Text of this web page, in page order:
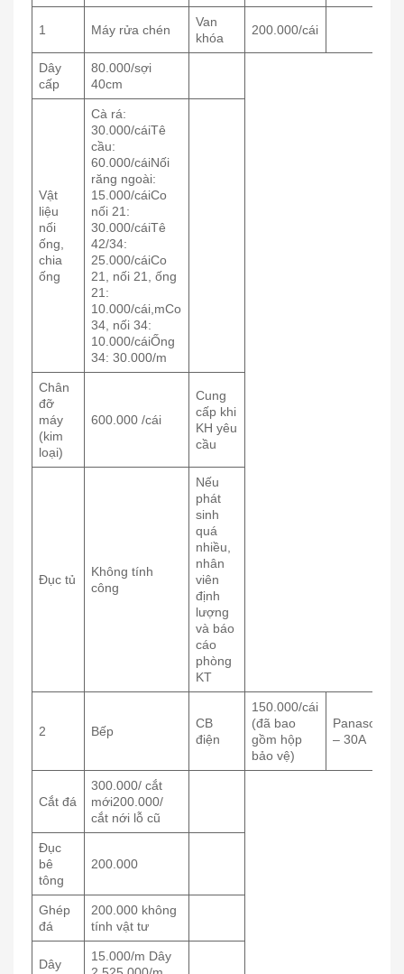
1 Máy rửa chén
Van
khóa
200.000/cái
Dây
cấp
80.000/sợi
40cm
Vật
liệu
nối
ống,
chia
ống
Cà rá:
30.000/cáiTê
cầu:
60.000/cáiNối
răng ngoài:
15.000/cáiCo
nối 21:
30.000/cáiTê
42/34:
25.000/cáiCo
21, nối 21, ống
21:
10.000/cái,mCo
34, nối 34:
10.000/cáiỐng
34: 30.000/m
Chân
đỡ
máy
(kim
loại)
600.000 /cái
Cung
cấp khi
KH yêu
cầu
Đục tủ
Không tính
công
Nếu
phát
sinh
quá
nhiều,
nhân
viên
định
lượng
và báo
cáo
phòng
KT
2 Bếp
CB
điện
150.000/cái
(đã bao
gồm hộp
bảo vệ)
– 30A
Cắt đá
300.000/ cắt
mới200.000/
cắt nới lỗ cũ
Đục
bê
tông
200.000
Ghép
đá
200.000 không
tính vật tư
Dây
15.000/m Dây